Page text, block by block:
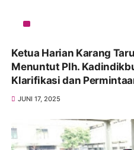
Ketua Harian Karang
Menuntut Plh.
Klarifikasi dan
JUNI 17, 2025